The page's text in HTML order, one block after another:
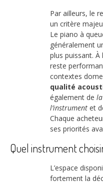
Par ailleurs, le
un critère
Le piano à
généralement
plus puissant. À
reste
contextes
qualité
également de
l’instrument et
Chaque
ses priorités
Quel instrument
L’espace
fortement la